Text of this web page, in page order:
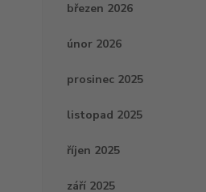
březen 2026
únor 2026
prosinec 2025
listopad 2025
říjen 2025
září 2025